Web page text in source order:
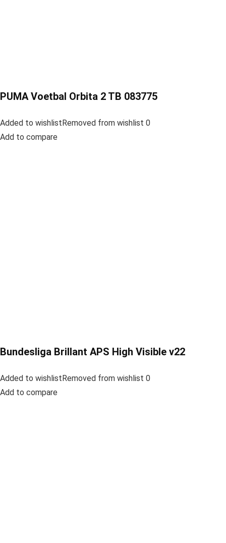
PUMA Voetbal Orbita 2 TB 083775
Added to wishlistRemoved from wishlist 0
Add to compare
Bundesliga Brillant APS High Visible v22
Added to wishlistRemoved from wishlist 0
Add to compare